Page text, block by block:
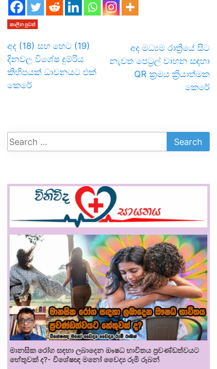
කාලීන පුවත්
අද (18) සහ හෙට (19)
දිනවල විශේෂ දුම්රිය
කිහිපයක් ධාවනයට එක්
කෙරේ
අද මධ්‍යම රාත්‍රියේ සිට
නැවත පෙට්‍රල් වාහන සඳහා
QR ක්‍රමය ක්‍රියාත්මක
කෙරේ
මානසික රෝග සඳහා ලබාදෙන ඖෂධ භාවිතය ප්‍රචණ්ඩත්වයට
හේතුවක් ද?- විශේෂඥ මනෝ වෛද්‍ය රූමි රූබන්